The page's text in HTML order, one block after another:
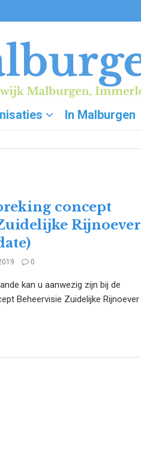
In Malburgen
concept
Rijnoever
0
kan u aanwezig zijn bij de
Beheervisie Zuidelijke Rijnoever